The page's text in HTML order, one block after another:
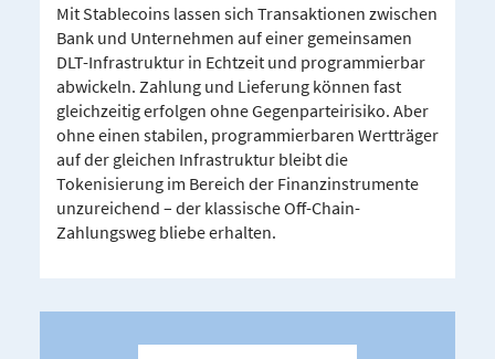
Mit Stablecoins lassen sich Transaktionen zwischen
Bank und Unternehmen auf einer gemeinsamen
DLT-Infrastruktur in Echtzeit und programmierbar
abwickeln. Zahlung und Lieferung können fast
gleichzeitig erfolgen ohne Gegenparteirisiko. Aber
ohne einen stabilen, programmierbaren Wertträger
auf der gleichen Infrastruktur bleibt die
Tokenisierung im Bereich der Finanzinstrumente
unzureichend – der klassische Off-Chain-
Zahlungsweg bliebe erhalten.